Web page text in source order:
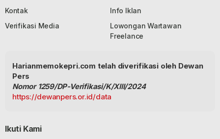
Kontak
Info Iklan
Verifikasi Media
Lowongan Wartawan
Freelance
Harianmemokepri.com telah diverifikasi oleh Dewan
Pers
Nomor 1259/DP-Verifikasi/K/XIII/2024
https://dewanpers.or.id/data
Ikuti Kami